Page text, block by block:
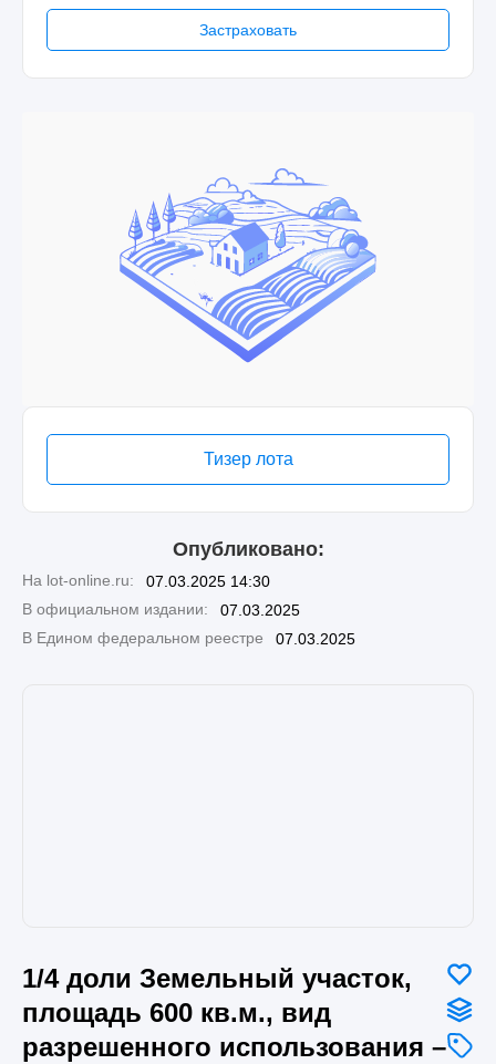
Застраховать
Тизер лота
Опубликовано:
На lot-online.ru:
07.03.2025 14:30
В официальном издании:
07.03.2025
В Едином федеральном реестре
07.03.2025
1/4 доли Земельный участок,
площадь 600 кв.м., вид
разрешенного использования –